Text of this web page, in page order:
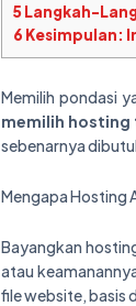
5Langkah-
6 Kesimpulan:
Memilih pondasi
memilih hosting
sebenarnya
Mengapa Hosting
Bayangkan
atau
file website, basis